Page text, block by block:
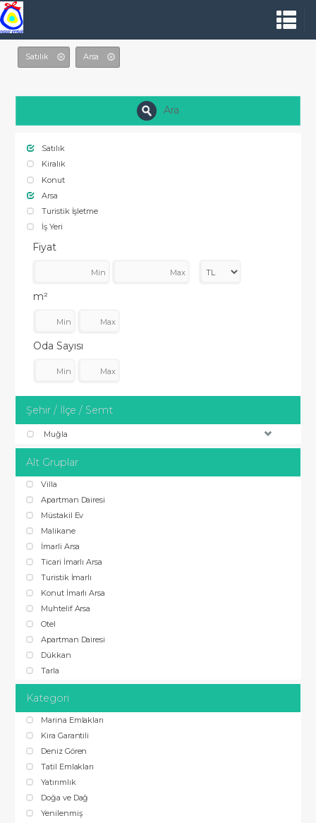
Satılık Arsa
Ara
Satılık
Kiralık
Konut
Arsa
Turistik İşletme
İş Yeri
Fiyat
m²
Oda Sayısı
Şehir / İlçe / Semt
Muğla
Alt Gruplar
Villa
Apartman Dairesi
Müstakil Ev
Malikane
İmarli Arsa
Ticari İmarlı Arsa
Turistik İmarlı
Konut İmarlı Arsa
Muhtelif Arsa
Otel
Apartman Dairesi
Dükkan
Tarla
Kategori
Marina Emlakları
Kira Garantili
Deniz Gören
Tatil Emlakları
Yatırımlık
Doğa ve Dağ
Yenilenmiş